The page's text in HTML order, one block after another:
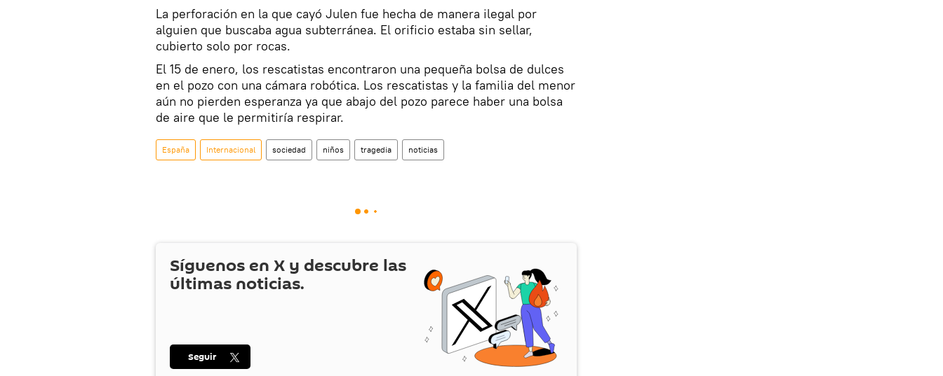
La perforación en la que cayó Julen fue hecha de manera ilegal por
alguien que buscaba agua subterránea. El orificio estaba sin sellar,
cubierto solo por rocas.
El 15 de enero, los rescatistas encontraron una pequeña bolsa de dulces
en el pozo con una cámara robótica. Los rescatistas y la familia del menor
aún no pierden esperanza ya que abajo del pozo parece haber una bolsa
de aire que le permitiría respirar.
España Internacional sociedad niños tragedia noticias
Síguenos en X y descubre las
últimas noticias.
Seguir